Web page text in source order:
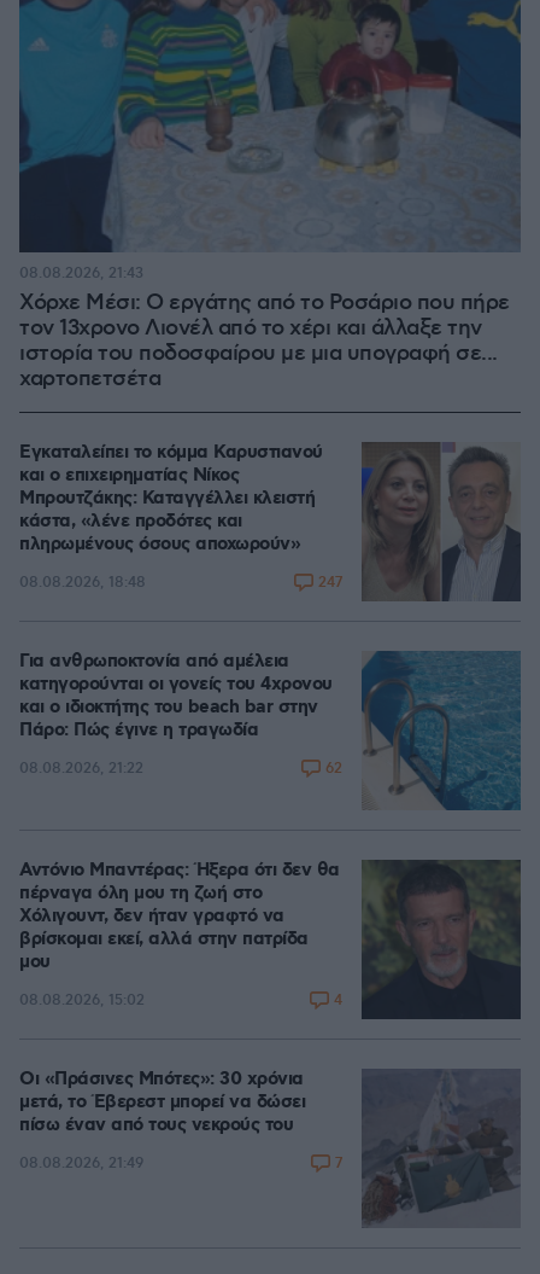
Χόρχε Μέσι: Ο εργάτης από το Ροσάριο που πήρε
τον 13χρονο Λιονέλ από το χέρι και άλλαξε την
ιστορία του ποδοσφαίρου με μια υπογραφή σε...
χαρτοπετσέτα
08.08.2026, 21:43
Εγκαταλείπει το κόμμα Καρυστιανού
και ο επιχειρηματίας Νίκος
Μπρουτζάκης: Καταγγέλλει κλειστή
κάστα, «λένε προδότες και
πληρωμένους όσους αποχωρούν»
08.08.2026, 18:48 247
Για ανθρωποκτονία από αμέλεια
κατηγορούνται οι γονείς του 4χρονου
και ο ιδιοκτήτης του beach bar στην
Πάρο: Πώς έγινε η τραγωδία
08.08.2026, 21:22 62
Αντόνιο Μπαντέρας: Ήξερα ότι δεν θα
πέρναγα όλη μου τη ζωή στο
Χόλιγουντ, δεν ήταν γραφτό να
βρίσκομαι εκεί, αλλά στην πατρίδα
μου
08.08.2026, 15:02 4
Οι «Πράσινες Μπότες»: 30 χρόνια
μετά, το Έβερεστ μπορεί να δώσει
πίσω έναν από τους νεκρούς του
08.08.2026, 21:49 7